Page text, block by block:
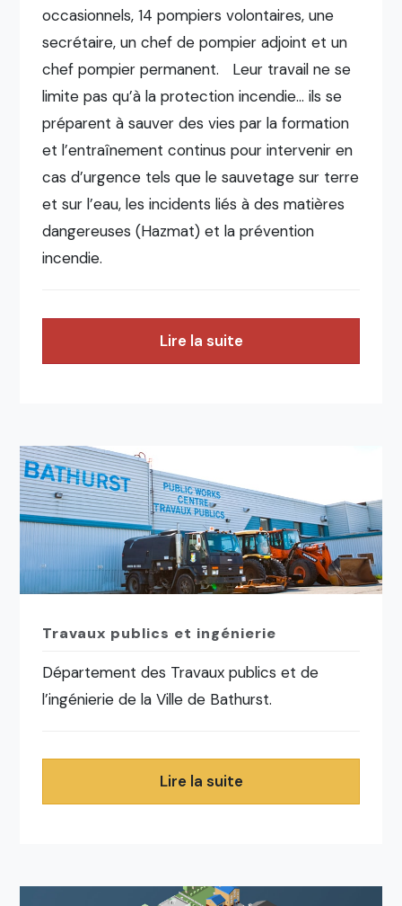
occasionnels, 14 pompiers volontaires, une
secrétaire, un chef de pompier adjoint et un
chef pompier permanent. Leur travail ne se
limite pas qu’à la protection incendie… ils se
préparent à sauver des vies par la formation
et l’entraînement continus pour intervenir en
cas d’urgence tels que le sauvetage sur terre
et sur l’eau, les incidents liés à des matières
dangereuses (Hazmat) et la prévention
incendie.
Lire la suite
Travaux publics et ingénierie
Département des Travaux publics et de
l’ingénierie de la Ville de Bathurst.
Lire la suite